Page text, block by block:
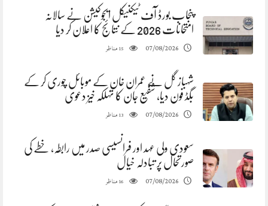
پنجاب بورڈ آف ٹیکنیکل ایجوکیشن نے سالانہ
امتحانات 2026 کے نتائج کا اعلان کر دیا
07/08/2026
15مناظر
شہباز گل نے عمران خان کے موبائل چوری کر کے
بگڈ فون دیا، شفیع جان کا تہلکہ خیز دعوی
07/08/2026
13مناظر
سعودی ولی عہد اور فرانسیسی صدر میں رابطہ، خطے کی
صورتحال پر تبادلہ خیال
07/08/2026
16مناظر